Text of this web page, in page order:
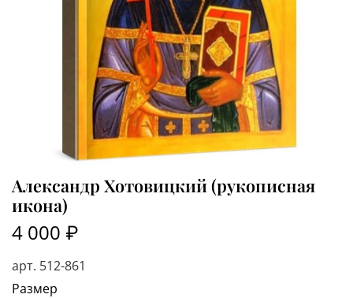
арт. 512-861
Александр Хотовицкий (рукописная
икона)
4 000 ₽
Размер